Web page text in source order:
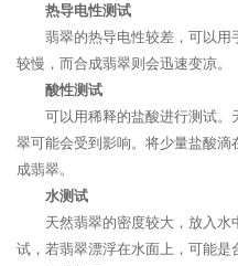
热导电性测试
翡翠的热导电性较差，可以
较慢，而合成翡翠则会迅速变凉。
酸性测试
可以用稀释的盐酸进行测试
翠可能会受到影响。将少量盐酸
成翡翠。
水测试
天然翡翠的密度较大，放入水
试，若翡翠漂浮在水面上，可能是